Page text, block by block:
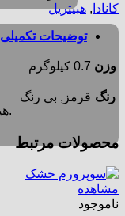
هیچ محصولی در سبد خرید نیست.
کانادا , هبیتریل
توضیحات تکمیلی
وزن 0.7 کیلوگرم
رنگ قرمز, بی رنگ
محصولات مرتبط
مشاهده
ناموجود